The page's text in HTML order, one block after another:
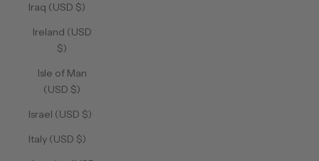
Iraq (USD $)
Ireland (USD
$)
Isle of Man
(USD $)
Israel (USD $)
Italy (USD $)